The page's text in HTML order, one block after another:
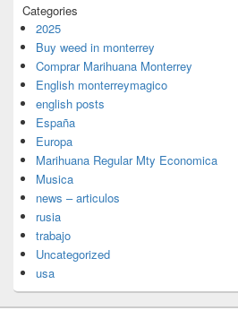
Categories
2025
Buy weed in monterrey
Comprar Marihuana Monterrey
English monterreymagico
english posts
España
Europa
Marihuana Regular Mty Economica
Musica
news – articulos
rusia
trabajo
Uncategorized
usa